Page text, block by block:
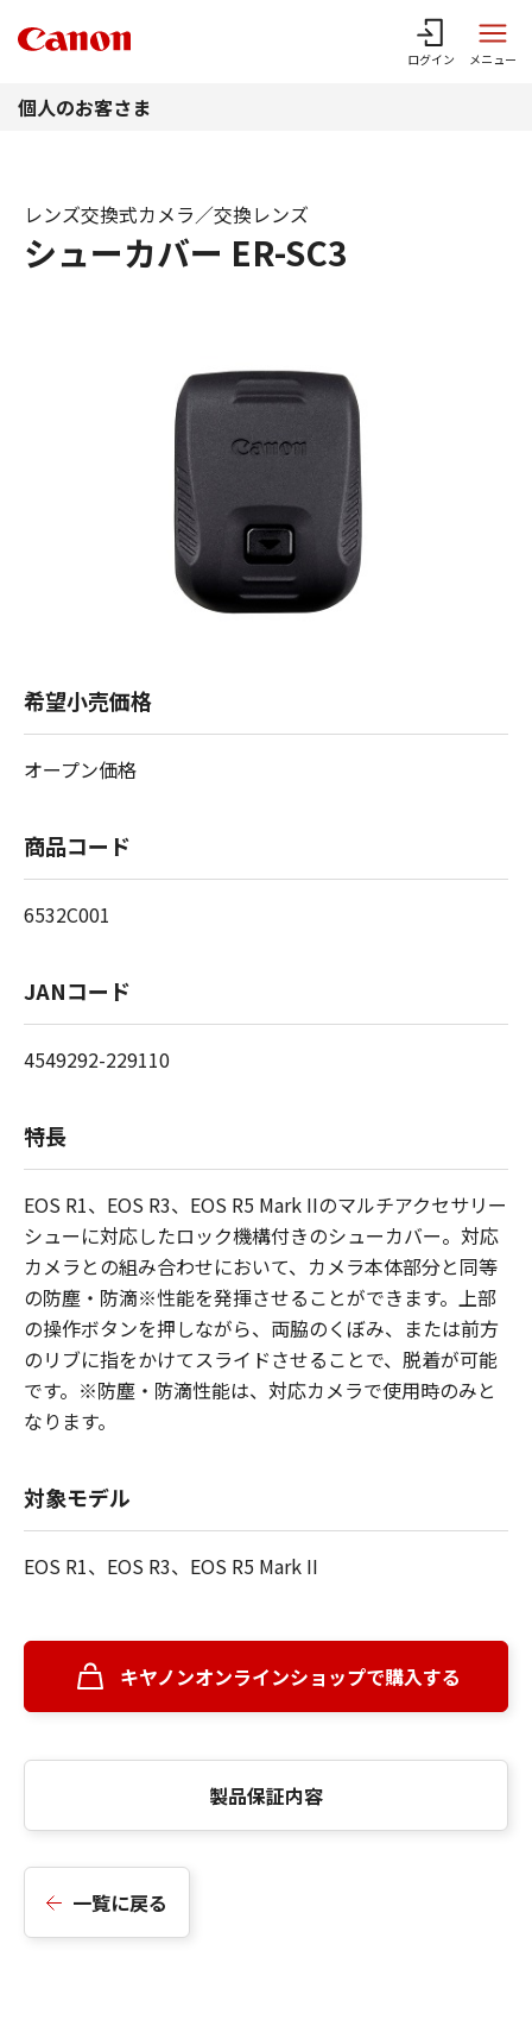
ログイン メニュー
個人のお客さま
シューカバー ER-SC3
レンズ交換式カメラ／交換レンズ
希望小売価格
オープン価格
商品コード
6532C001
JANコード
4549292-229110
特長
EOS R1、EOS R3、EOS R5 Mark IIのマルチアクセサリー
シューに対応したロック機構付きのシューカバー。対応
カメラとの組み合わせにおいて、カメラ本体部分と同等
の防塵・防滴※性能を発揮させることができます。上部
の操作ボタンを押しながら、両脇のくぼみ、または前方
のリブに指をかけてスライドさせることで、脱着が可能
です。※防塵・防滴性能は、対応カメラで使用時のみと
なります。
対象モデル
EOS R1、EOS R3、EOS R5 Mark II
キヤノンオンラインショップで購入する
製品保証内容
一覧に戻る